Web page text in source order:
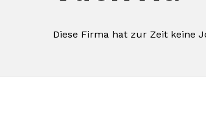
Diese Firma hat zur Zeit keine